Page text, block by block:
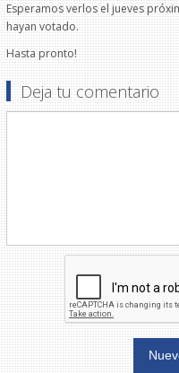
Esperamos verlos el jueves
hayan votado.
Hasta pronto!
Deja tu comentario